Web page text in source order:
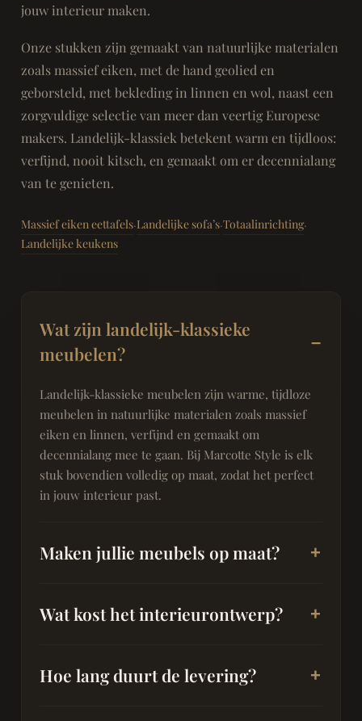
jouw interieur maken.
Onze stukken zijn gemaakt van natuurlijke materialen
zoals massief eiken, met de hand geolied en
geborsteld, met bekleding in linnen en wol, naast een
zorgvuldige selectie van meer dan veertig Europese
makers. Landelijk-klassiek betekent warm en tijdloos:
verfijnd, nooit kitsch, en gemaakt om er decennialang
van te genieten.
Massief eiken eettafels·Landelijke sofa’s·Totaalinrichting·
Landelijke keukens
Wat zijn landelijk-klassieke
meubelen?
Landelijk-klassieke meubelen zijn warme, tijdloze
meubelen in natuurlijke materialen zoals massief
eiken en linnen, verfijnd en gemaakt om
decennialang mee te gaan. Bij Marcotte Style is elk
stuk bovendien volledig op maat, zodat het perfect
in jouw interieur past.
Maken jullie meubels op maat?
Wat kost het interieurontwerp?
Hoe lang duurt de levering?